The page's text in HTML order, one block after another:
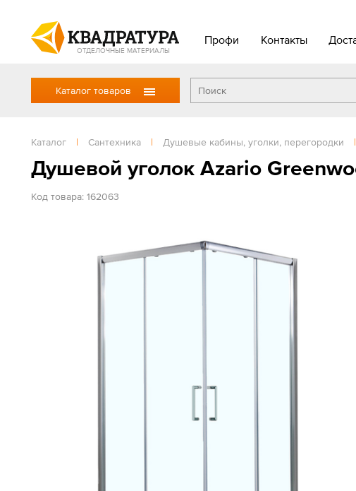
ОТДЕЛОЧНЫЕ МАТЕРИАЛЫ
Профи Контакты
Каталог товаров
Каталог | Сантехника | Душевые кабины, уголки, перегородки |
Душевой уголок Azario
Код товара: 162063